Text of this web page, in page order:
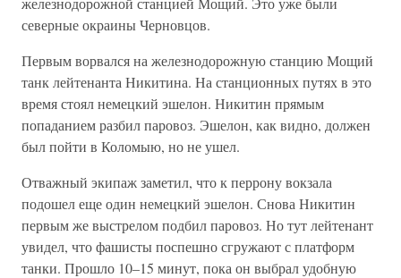
северные окраины Черновцов.
Первым ворвался на железнодорожную станцию Мощий
танк лейтенанта Никитина. На станционных путях в это
время стоял немецкий эшелон. Никитин прямым
попаданием разбил паровоз. Эшелон, как видно, должен
был пойти в Коломыю, но не ушел.
Отважный экипаж заметил, что к перрону вокзала
подошел еще один немецкий эшелон. Снова Никитин
первым же выстрелом подбил паровоз. Но тут лейтенант
увидел, что фашисты поспешно сгружают с платформ
танки. Прошло 10–15 минут, пока он выбрал удобную